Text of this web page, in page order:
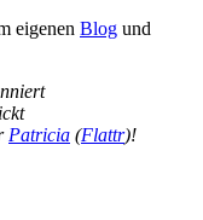
eigenen Blog und
Patricia (Flattr)!